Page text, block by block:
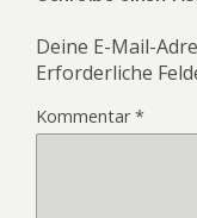
Deine E-Mail-
Erforderliche
Kommentar*